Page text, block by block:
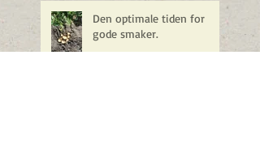
Den optimale tiden for
gode smaker.